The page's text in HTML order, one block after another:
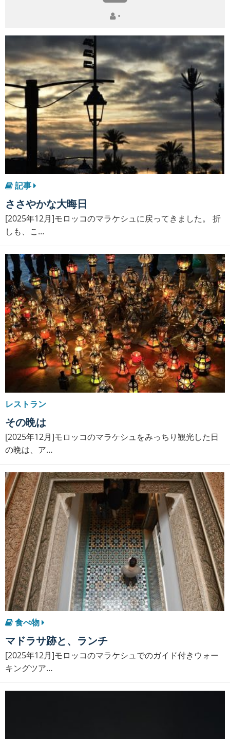
•
記事
ささやかな大晦日
[2025年12月]モロッコのマラケシュに戻ってきました。 折
しも、こ…
レストラン
その晩は
[2025年12月]モロッコのマラケシュをみっちり観光した日
の晩は、ア…
食べ物
マドラサ跡と、ランチ
[2025年12月]モロッコのマラケシュでのガイド付きウォー
キングツア…